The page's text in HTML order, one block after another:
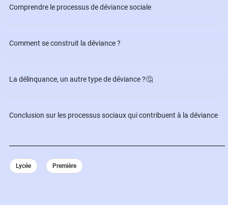
Comprendre le processus de déviance sociale
Comment se construit la déviance ?
La délinquance, un autre type de déviance ?🤔
Conclusion sur les processus sociaux qui contribuent à la déviance
Lycée Première